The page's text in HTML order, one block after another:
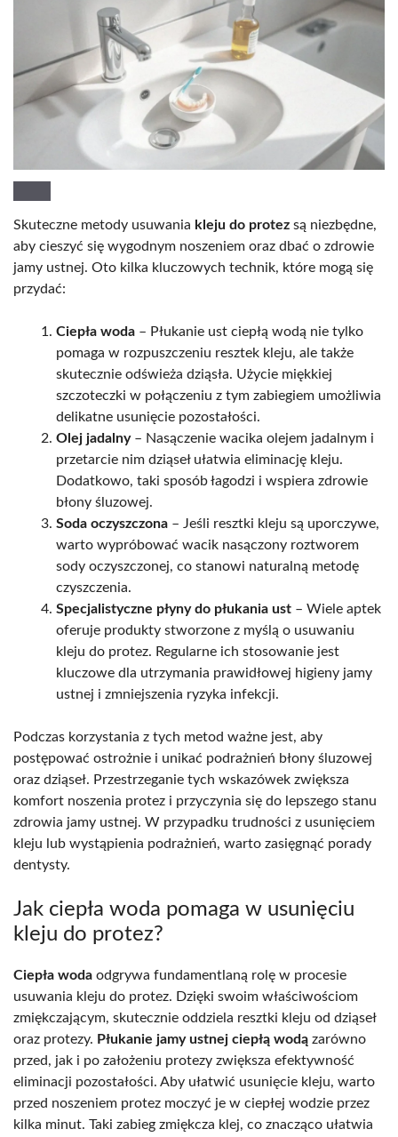
Skuteczne metody usuwania kleju do protez są niezbędne,
aby cieszyć się wygodnym noszeniem oraz dbać o zdrowie
jamy ustnej. Oto kilka kluczowych technik, które mogą się
przydać:
Ciepła woda – Płukanie ust ciepłą wodą nie tylko
pomaga w rozpuszczeniu resztek kleju, ale także
skutecznie odświeża dziąsła. Użycie miękkiej
szczoteczki w połączeniu z tym zabiegiem umożliwia
delikatne usunięcie pozostałości.
Olej jadalny– Nasączenie wacika olejem jadalnym i
przetarcie nim dziąseł ułatwia eliminację kleju.
Dodatkowo, taki sposób łagodzi i wspiera zdrowie
błony śluzowej.
Soda oczyszczona – Jeśli resztki kleju są uporczywe,
warto wypróbować wacik nasączony roztworem
sody oczyszczonej, co stanowi naturalną metodę
czyszczenia.
Specjalistyczne płyny do płukania ust – Wiele aptek
oferuje produkty stworzone z myślą o usuwaniu
kleju do protez. Regularne ich stosowanie jest
kluczowe dla utrzymania prawidłowej higieny jamy
ustnej i zmniejszenia ryzyka infekcji.
Podczas korzystania z tych metod ważne jest, aby
postępować ostrożnie i unikać podrażnień błony śluzowej
oraz dziąseł. Przestrzeganie tych wskazówek zwiększa
komfort noszenia protez i przyczynia się do lepszego stanu
zdrowia jamy ustnej. W przypadku trudności z usunięciem
kleju lub wystąpienia podrażnień, warto zasięgnąć porady
dentysty.
Jak ciepła woda pomaga w usunięciu
kleju do protez?
Ciepła woda odgrywa fundamentlaną rolę w procesie
usuwania kleju do protez. Dzięki swoim właściwościom
zmiękczającym, skutecznie oddziela resztki kleju od dziąseł
oraz protezy. Płukanie jamy ustnej ciepłą wodą zarówno
przed, jak i po założeniu protezy zwiększa efektywność
eliminacji pozostałości. Aby ułatwić usunięcie kleju, warto
przed noszeniem protez moczyć je w ciepłej wodzie przez
kilka minut. Taki zabieg zmiękcza klej, co znacząco ułatwia